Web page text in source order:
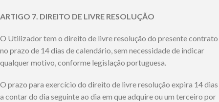
ARTIGO 7. DIREITO DE LIVRE RESOLUÇÃO
O Utilizador tem o direito de livre resolução do presente contrato
no prazo de 14 dias de calendário, sem necessidade de indicar
qualquer motivo, conforme legislação portuguesa.
O prazo para exercício do direito de livre resolução expira 14 dias
a contar do dia seguinte ao dia em que adquire ou um terceiro por